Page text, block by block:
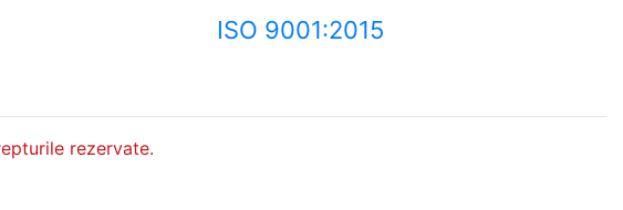
ISO 9001:2015
rezervate.